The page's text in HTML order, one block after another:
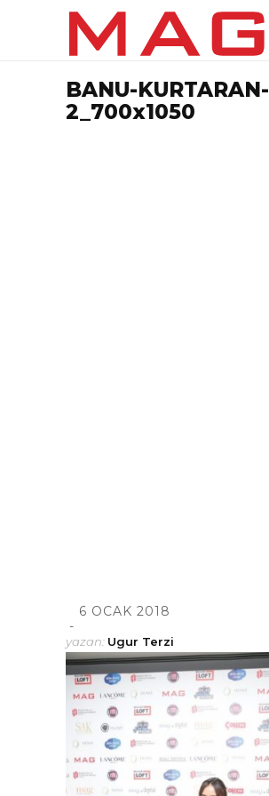
BANU-KURTARAN-
2_700x1050
6 OCAK 2018
yazan: Ugur Terzi